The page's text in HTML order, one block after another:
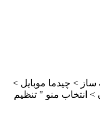
> چیدما موبایل >
انتخاب منو " تنظیم